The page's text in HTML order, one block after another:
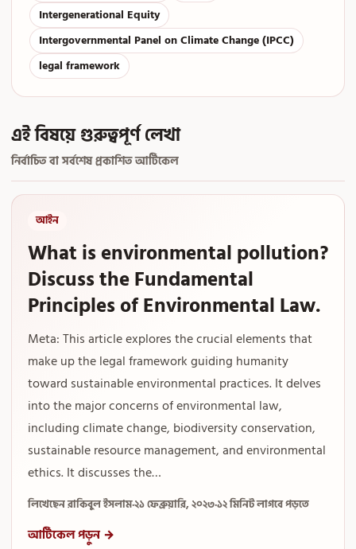
Intergenerational Equity
Intergovernmental Panel on Climate Change (IPCC)
legal framework
এই বিষয়ে গুরুত্বপূর্ণ লেখা
নির্বাচিত বা সর্বশেষ প্রকাশিত আর্টিকেল
আইন
What is environmental pollution?
Discuss the Fundamental
Principles of Environmental Law.
Meta: This article explores the crucial elements that
make up the legal framework guiding humanity
toward sustainable environmental practices. It delves
into the major concerns of environmental law,
including climate change, biodiversity conservation,
sustainable resource management, and environmental
ethics. It discusses the…
লিখেছেন রাকিবুল ইসলাম·২১ ফেব্রুয়ারি, ২০২৩·১২ মিনিট লাগবে পড়তে
আর্টিকেল পড়ুন →